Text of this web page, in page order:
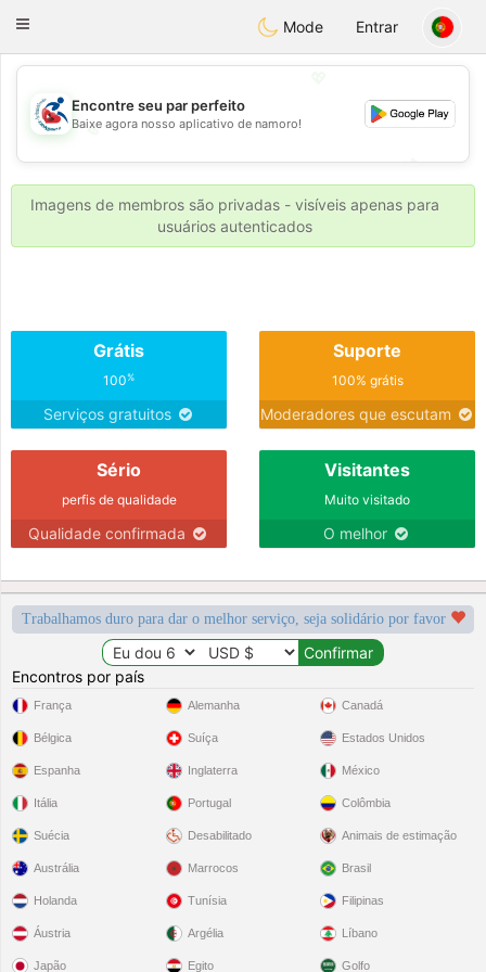
Handi Space
Toggle
Mode Entrar
💖
💕
💕
Encontre seu par perfeito
Baixe agora nosso aplicativo de namoro!
Imagens de membros são privadas - visíveis apenas para
usuários autenticados
Grátis
100%
Serviços gratuitos
Suporte
100% grátis
Moderadores que escutam
Sério
perfis de qualidade
Qualidade confirmada
Visitantes
Muito visitado
O melhor
Trabalhamos duro para dar o melhor serviço, seja solidário por favor
Encontros por país
França
Bélgica
Espanha
Itália
Suécia
Alemanha
Suíça
Inglaterra
Portugal
Desabilitado
Canadá
Estados Unidos
México
Colômbia
Animais de estimação
Austrália
Holanda
Áustria
Japão
Marrocos
Tunísia
Argélia
Egito
Brasil
Filipinas
Líbano
Golfo